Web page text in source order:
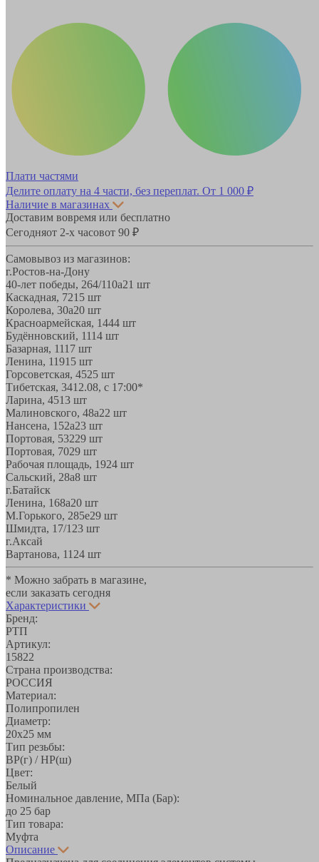
Плати частями
Делите оплату на 4 части, без переплат. От 1 000 ₽
Наличие в магазинах
Доставим вовремя или бесплатно
Сегодняот 2-х часовот 90 ₽
Самовывоз из магазинов:
г.Ростов-на-Дону
40-лет победы, 264/110а21 шт
Каскадная, 7215 шт
Королева, 30а20 шт
Красноармейская, 1444 шт
Будённовский, 1114 шт
Базарная, 1117 шт
Ленина, 11915 шт
Горсоветская, 4525 шт
Тибетская, 3412.08, с 17:00*
Ларина, 4513 шт
Малиновского, 48а22 шт
Нансена, 152а23 шт
Портовая, 53229 шт
Портовая, 7029 шт
Рабочая площадь, 1924 шт
Сальский, 28a8 шт
г.Батайск
Ленина, 168а20 шт
М.Горького, 285е29 шт
Шмидта, 17/1 23 шт
г.Аксай
Вартанова, 11 24 шт
* Можно забрать в магазине,
если заказать сегодня
Характеристики
Бренд:
РТП
Артикул:
15822
Страна производства:
РОССИЯ
Материал:
Полипропилен
Диаметр:
20х25 мм
Тип резьбы:
ВР(г) / НР(ш)
Цвет:
Белый
Номинальное давление, МПа (Бар):
до 25 бар
Тип товара:
Муфта
Описание